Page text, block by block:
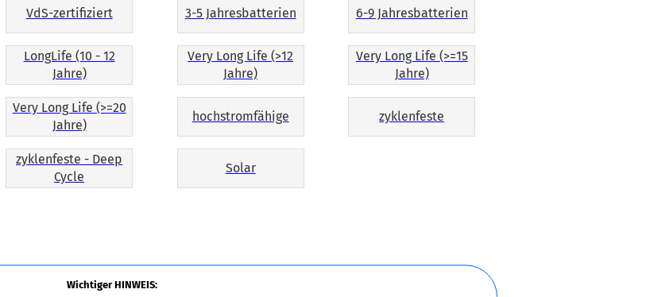
VdS-zertifiziert 3-5 Jahresbatterien 6-9 Jahresbatterien
LongLife (10 - 12
Jahre)
Very Long Life (>12
Jahre)
Very Long Life (>=15
Jahre)
Very Long Life (>=20
Jahre)
hochstromfähige zyklenfeste
zyklenfeste - Deep
Cycle
Solar
Wichtiger HINWEIS: